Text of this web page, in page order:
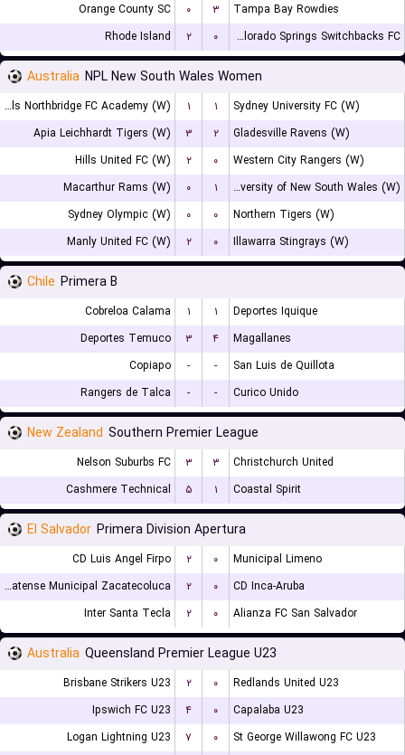
Orange County SC
۰ ۳
Tampa Bay Rowdies
Rhode Island
۲ ۰ Colorado Springs Switchbacks FC
Australia NPL New South Wales Women
Bulls Northbridge FC Academy (W) ۱ ۱
Sydney University FC (W)
Apia Leichhardt Tigers (W)
۳ ۲
Gladesville Ravens (W)
Hills United FC (W)
۲ ۰
Western City Rangers (W)
Macarthur Rams (W)
۰ ۱
University of New South Wales (W)
Sydney Olympic (W)
۰ ۰
Northern Tigers (W)
Manly United FC (W)
۲ ۰ Illawarra Stingrays (W)
Chile Primera B
Cobreloa Calama ۱ ۱
Deportes Iquique
Deportes Temuco
۳ ۴
Magallanes
Copiapo
- -
San Luis de Quillota
Rangers de Talca
- - Curico Unido
New Zealand Southern Premier League
Nelson Suburbs FC ۳ ۳
Christchurch United
Cashmere Technical
۵ ۱ Coastal Spirit
El Salvador Primera Division Apertura
CD Luis Angel Firpo ۲ ۰
Municipal Limeno
CD Platense Municipal Zacatecoluca
۲ ۰
CD Inca-Aruba
Inter Santa Tecla
۲ ۰ Alianza FC San Salvador
Australia Queensland Premier League U23
Brisbane Strikers U23 ۲ ۰
Redlands United U23
Ipswich FC U23
۴ ۰
Capalaba U23
Logan Lightning U23
۷ ۰
St George Willawong FC U23